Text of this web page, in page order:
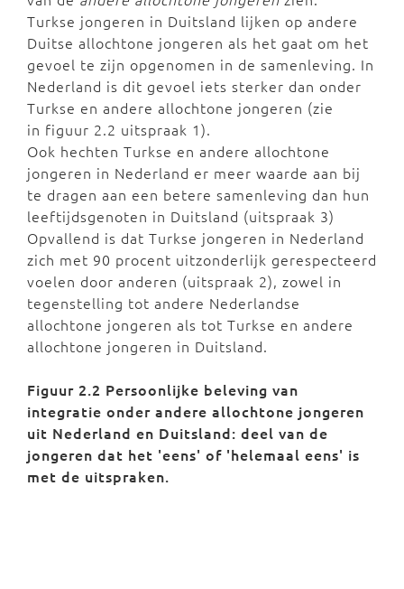
Turkse jongeren in Duitsland lijken op andere
Duitse allochtone jongeren als het gaat om het
gevoel te zijn opgenomen in de samenleving. In
Nederland is dit gevoel iets sterker dan onder
Turkse en andere allochtone jongeren (zie
in figuur 2.2 uitspraak 1).
Ook hechten Turkse en andere allochtone
jongeren in Nederland er meer waarde aan bij
te dragen aan een betere samenleving dan hun
leeftijdsgenoten in Duitsland (uitspraak 3)
Opvallend is dat Turkse jongeren in Nederland
zich met 90 procent uitzonderlijk gerespecteerd
voelen door anderen (uitspraak 2), zowel in
tegenstelling tot andere Nederlandse
allochtone jongeren als tot Turkse en andere
allochtone jongeren in Duitsland.
Figuur 2.2 Persoonlijke beleving van
integratie onder andere allochtone jongeren
uit Nederland en Duitsland: deel van de
jongeren dat het 'eens' of 'helemaal eens' is
met de uitspraken.